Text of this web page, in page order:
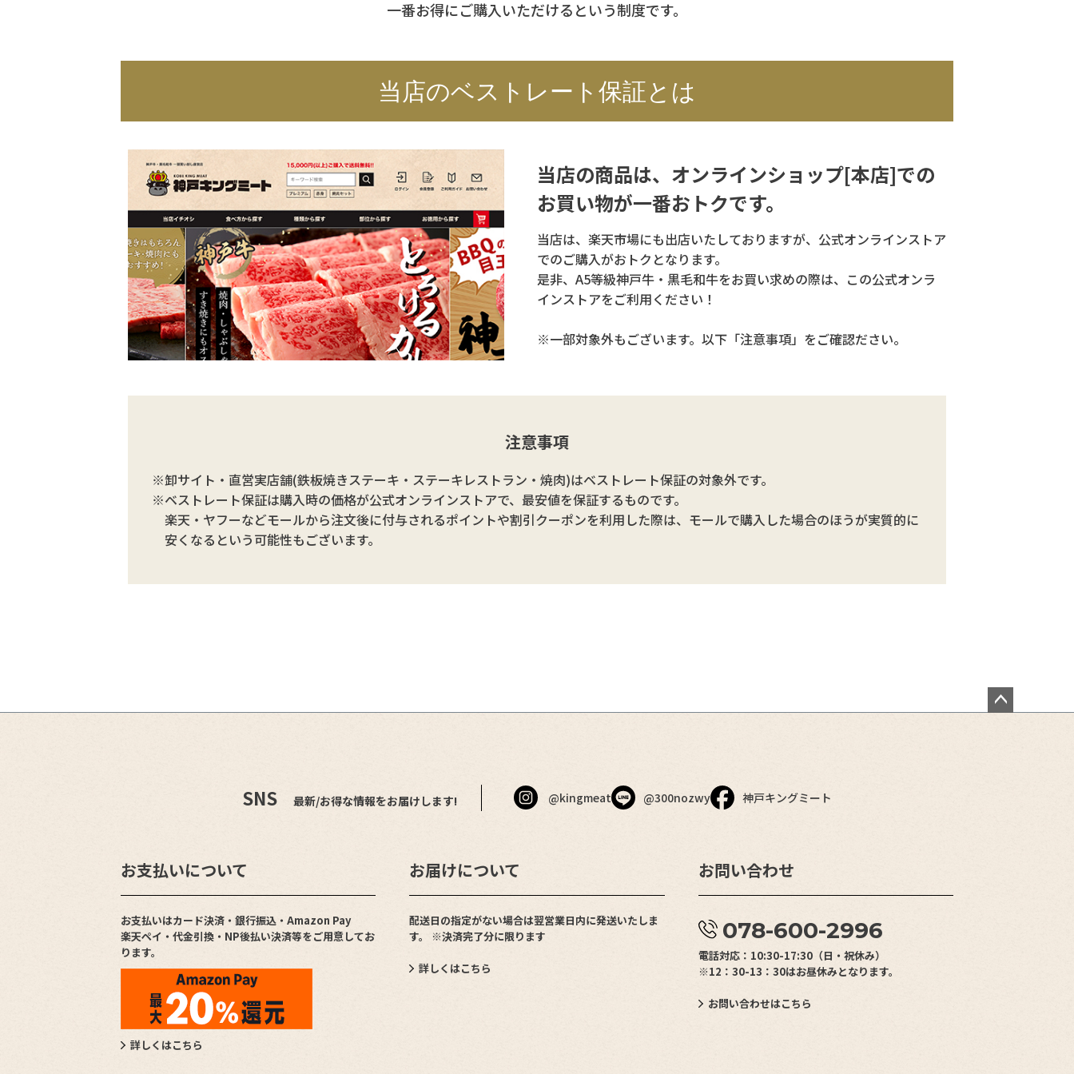
一番お得にご購入いただけるという制度です。
当店のベストレート保証とは
当店の商品は、オンラインショップ[本店]での
お買い物が一番おトクです。
当店は、楽天市場にも出店いたしておりますが、公式オンラインストア
でのご購入がおトクとなります。
是非、A5等級神戸牛・黒毛和牛をお買い求めの際は、この公式オンラ
インストアをご利用ください！
※一部対象外もございます。以下「注意事項」をご確認ださい。
注意事項
※卸サイト・直営実店舗(鉄板焼きステーキ・ステーキレストラン・焼肉)はベストレート保証の対象外です。
※ベストレート保証は購入時の価格が公式オンラインストアで、最安値を保証するものです。
楽天・ヤフーなどモールから注文後に付与されるポイントや割引クーポンを利用した際は、モールで購入した場合のほうが実質的に
安くなるという可能性もございます。
SNS 最新/お得な情報をお届けします! @kingmeat @300nozwy 神戸キングミート
お支払いについて
お支払いはカード決済・銀行振込・Amazon Pay
楽天ペイ・代金引換・NP後払い決済等をご用意してお
ります。
詳しくはこちら
お届けについて
配送日の指定がない場合は翌営業日内に発送いたしま
す。 ※決済完了分に限ります
詳しくはこちら
お問い合わせ
078-600-2996
電話対応：10:30-17:30（日・祝休み）
※12：30-13：30はお昼休みとなります。
お問い合わせはこちら